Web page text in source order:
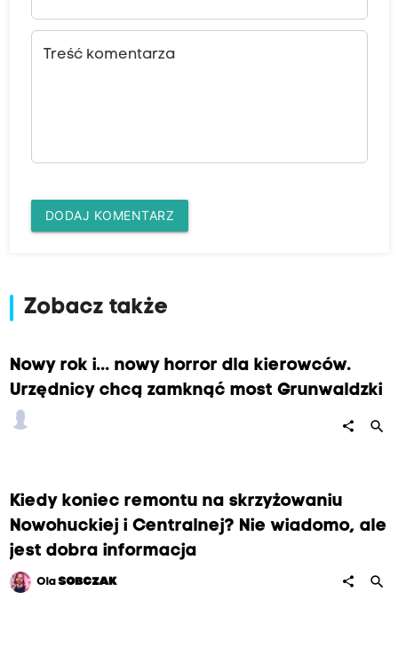
Treść komentarza
DODAJ KOMENTARZ
Zobacz także
Nowy rok i... nowy horror dla kierowców.
Urzędnicy chcą zamknąć most Grunwaldzki
share search
Kiedy koniec remontu na skrzyżowaniu
Nowohuckiej i Centralnej? Nie wiadomo, ale
jest dobra informacja
OlaSOBCZAK share search